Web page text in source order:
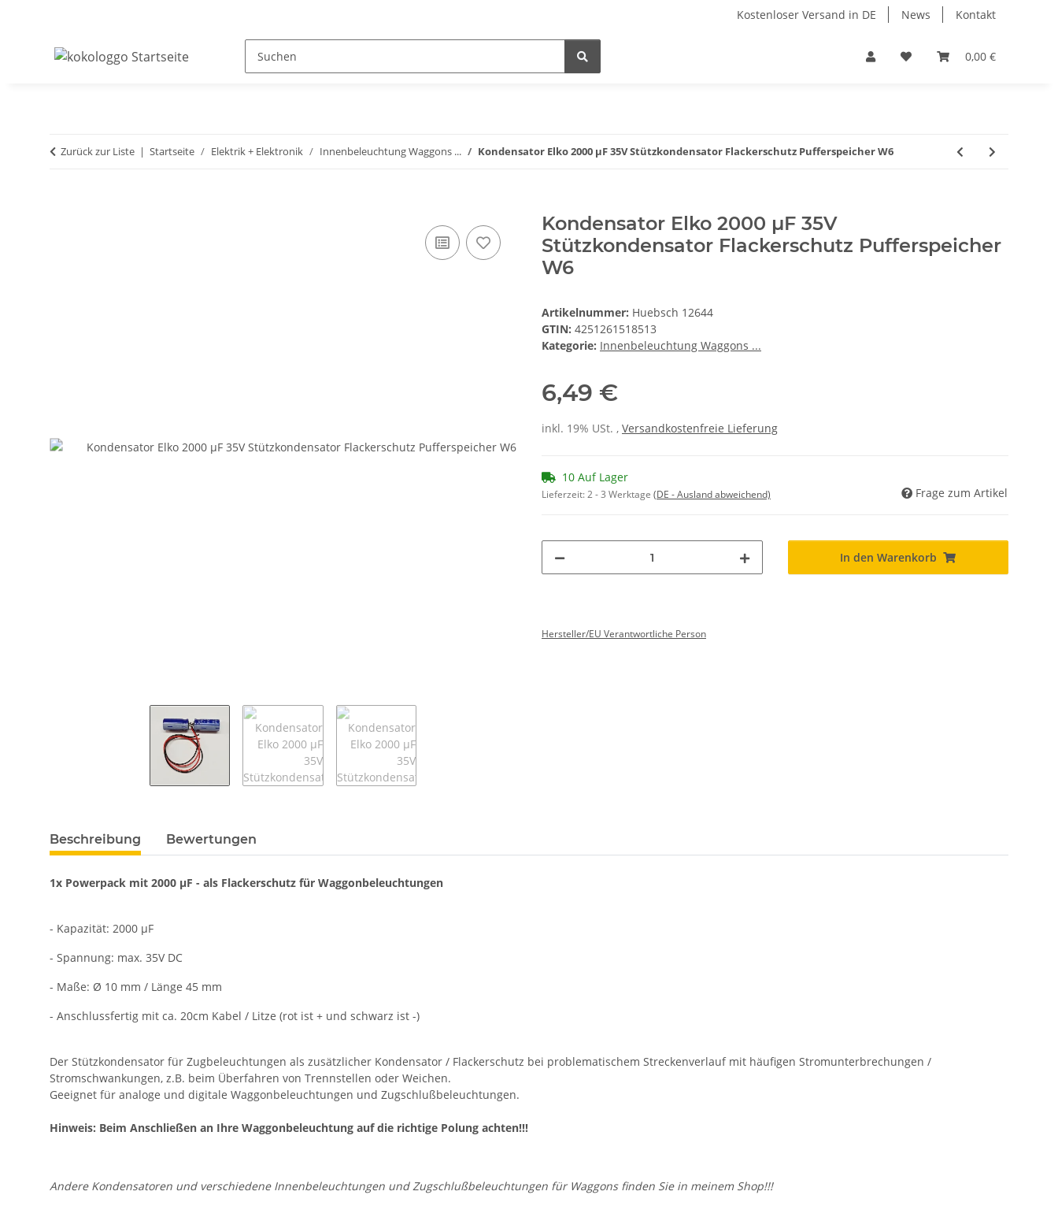
Kostenloser Versand in DE News Kontakt
0,00 €
Zurück zur Liste Startseite Elektrik + Elektronik Innenbeleuchtung Waggons ... Kondensator Elko 2000 µF 35V Stützkondensator Flackerschutz Pufferspeicher W6
Kondensator Elko 2000 µF 35V
Stützkondensator Flackerschutz Pufferspeicher
W6
Artikelnummer: Huebsch 12644
GTIN: 4251261518513
Kategorie: Innenbeleuchtung Waggons ...
6,49 €
inkl. 19% USt. , Versandkostenfreie Lieferung
10 Auf Lager
Lieferzeit:2 - 3 Werktage (DE - Ausland abweichend) Frage zum Artikel
In den Warenkorb
Hersteller/EU Verantwortliche Person
weitere Registerkarten anzeigen
Beschreibung Bewertungen
1x Powerpack mit 2000 µF - als Flackerschutz für Waggonbeleuchtungen
- Kapazität: 2000 µF
- Spannung: max. 35V DC
- Maße: Ø 10 mm / Länge 45 mm
- Anschlussfertig mit ca. 20cm Kabel / Litze (rot ist + und schwarz ist -)
Der Stützkondensator für Zugbeleuchtungen als zusätzlicher Kondensator / Flackerschutz bei problematischem Streckenverlauf mit häufigen Stromunterbrechungen /
Stromschwankungen, z.B. beim Überfahren von Trennstellen oder Weichen.
Geeignet für analoge und digitale Waggonbeleuchtungen und Zugschlußbeleuchtungen.
Hinweis: Beim Anschließen an Ihre Waggonbeleuchtung auf die richtige Polung achten!!!
Andere Kondensatoren und verschiedene Innenbeleuchtungen und Zugschlußbeleuchtungen für Waggons finden Sie in meinem Shop!!!